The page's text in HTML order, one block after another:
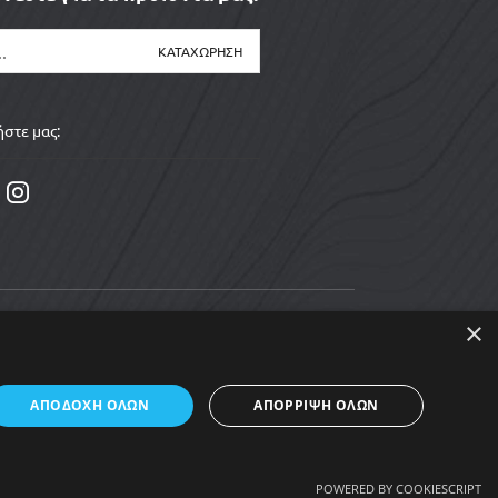
μας:
×
ΑΠΟΔΟΧΉ ΌΛΩΝ ΑΠΌΡΡΙΨΗ ΌΛΩΝ
POWERED BY COOKIESCRIPT